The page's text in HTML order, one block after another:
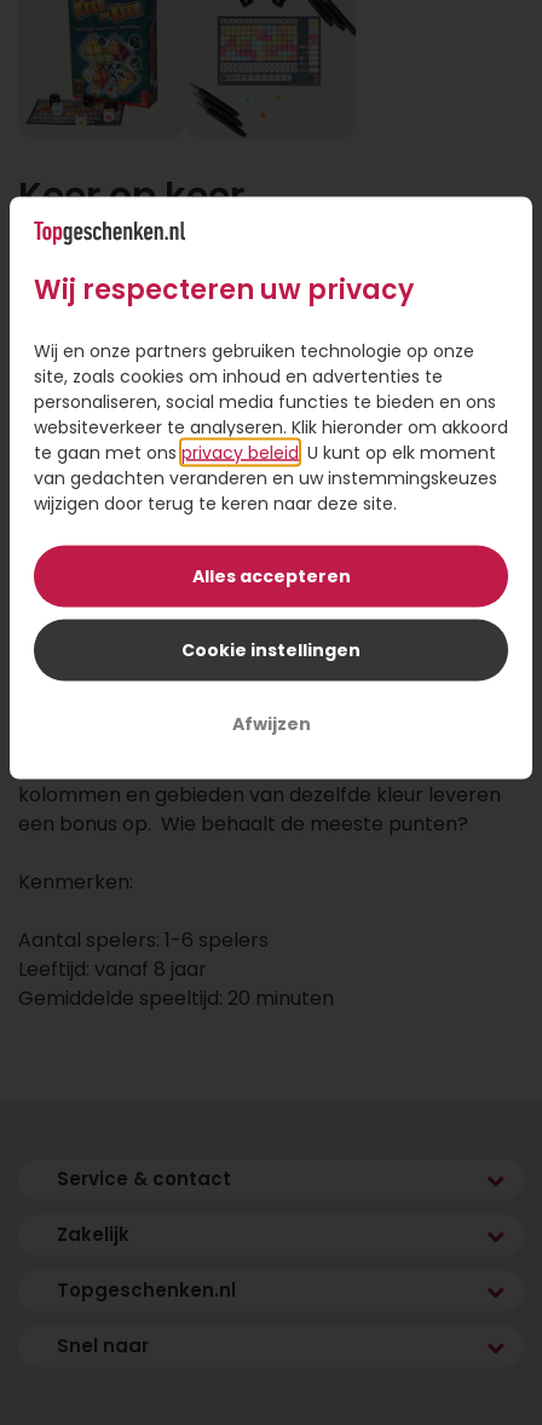
Keer op keer
Keer op keer
Kaartje toevoegen
Voeg een kaart toe met jouw persoonlijke tekst
1,95
Voeg toe aan winkelwagen
Keer op keer is een leuk dobbel- en puzzelspel voor
de bijbehorende vakjes op je speelveld aan. Het
kolommen en gebieden van dezelfde kleur leveren
een bonus op. Wie behaalt de meeste punten?
Kenmerken:
Aantal spelers: 1-6 spelers
Leeftijd: vanaf 8 jaar
Gemiddelde speeltijd: 20 minuten
Service & contact
Zakelijk
Topgeschenken.nl
Snel naar
Wij respecteren uw privacy
Wij en onze partners gebruiken technologie op onze
site, zoals cookies om inhoud en advertenties te
personaliseren, social media functies te bieden en ons
websiteverkeer te analyseren. Klik hieronder om akkoord
te gaan met ons privacy beleid . U kunt op elk moment
van gedachten veranderen en uw instemmingskeuzes
wijzigen door terug te keren naar deze site.
Alles accepteren
Cookie instellingen
Afwijzen